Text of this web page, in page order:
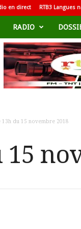
en direct RTB3 Langues
RADIO
13h du 15 novembre 2018
15